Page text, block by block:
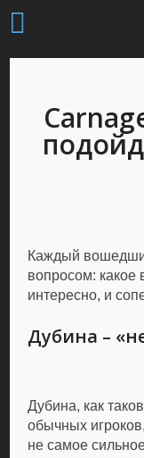
Каждый
вопросом: какое
интересно, и
Дубина –
Дубина, как
обычных
не самое